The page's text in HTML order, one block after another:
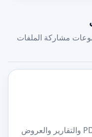
مشاركة الملفات
صفحة مخصصة لمشاركة ملفات PDF والتقارير والعروض